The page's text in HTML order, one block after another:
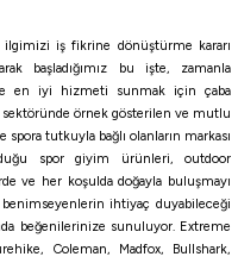
ilgimizi iş fikrine dönüştürme kararı
başladığımız bu işte, zamanla
en iyi hizmeti sunmak için çaba
sektöründe örnek gösterilen ve mutlu
tutkuyla bağlı olanların markası
spor giyim ürünleri, outdoor
ve her koşulda doğayla buluşmayı
ihtiyaç duyabileceği
beğenilerinize sunuluyor. Extreme
Coleman, Madfox, Bullshark,